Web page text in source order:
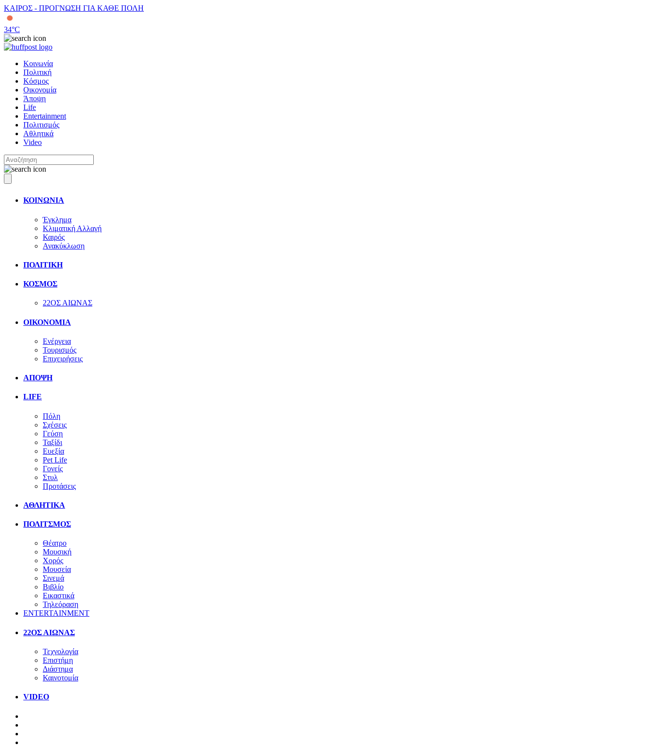
ΚΑΙΡΟΣ - ΠΡΟΓΝΩΣΗ ΓΙΑ ΚΑΘΕ ΠΟΛΗ
34°C
Κοινωνία
Πολιτική
Κόσμος
Οικονομία
Άποψη
Life
Entertainment
Πολιτισμός
Αθλητικά
Video
ΚΟΙΝΩΝΙΑ
Έγκλημα
Κλιματική Αλλαγή
Καιρός
Ανακύκλωση
ΠΟΛΙΤΙΚΗ
ΚΟΣΜΟΣ
22ΟΣ ΑΙΩΝΑΣ
ΟΙΚΟΝΟΜΙΑ
Ενέργεια
Τουρισμός
Επιχειρήσεις
ΑΠΟΨΗ
LIFE
Πόλη
Σχέσεις
Γεύση
Ταξίδι
Ευεξία
Pet Life
Γονείς
Στυλ
Προτάσεις
ΑΘΛΗΤΙΚΑ
ΠΟΛΙΤΣΜΟΣ
Θέατρο
Μουσική
Χορός
Μουσεία
Σινεμά
Βιβλίο
Εικαστικά
Τηλεόραση
ENTERTAINMENT
22ΟΣ ΑΙΩΝΑΣ
Τεχνολογία
Επιστήμη
Διάστημα
Καινοτομία
VIDEO